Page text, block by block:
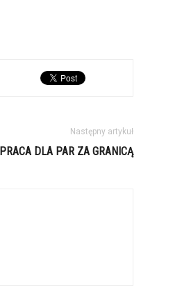
Następny artykuł
PRACA DLA PAR ZA GRANICĄ